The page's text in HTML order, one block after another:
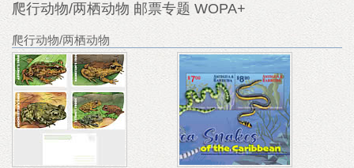
爬行动物/两栖动物 邮票专题 WOPA+
爬行动物/两栖动物